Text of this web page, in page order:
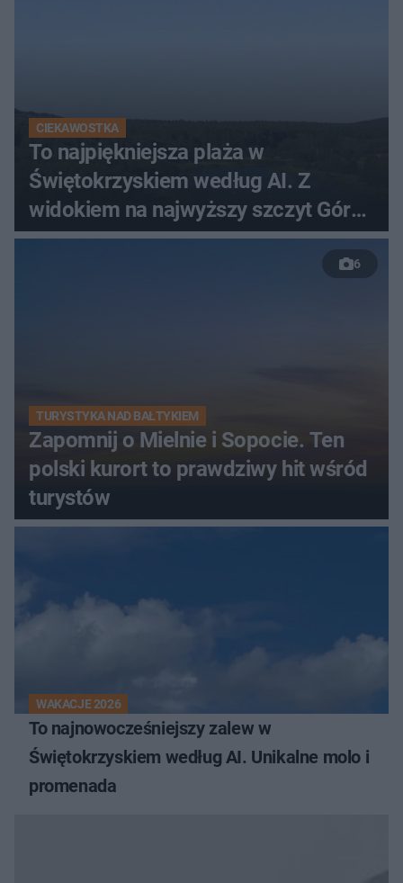
CIEKAWOSTKA
To najpiękniejsza plaża w
Świętokrzyskiem według AI. Z
widokiem na najwyższy szczyt Gór
Świętokrzyskich
6
TURYSTYKA NAD BAŁTYKIEM
Zapomnij o Mielnie i Sopocie. Ten
polski kurort to prawdziwy hit wśród
turystów
WAKACJE 2026
To najnowocześniejszy zalew w
Świętokrzyskiem według AI. Unikalne molo i
promenada